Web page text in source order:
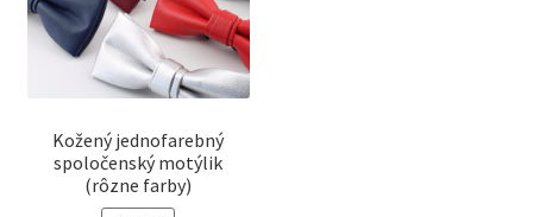
Kožený jednofarebný
spoločenský motýlik
(rôzne farby)